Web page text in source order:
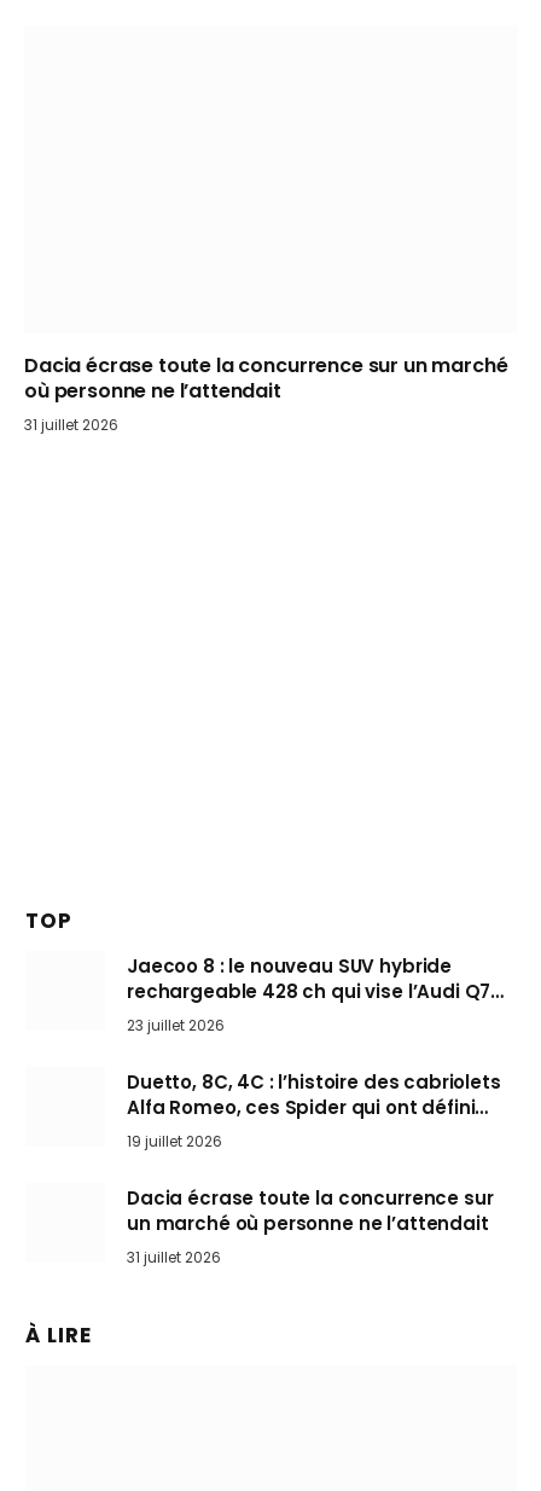
Dacia écrase toute la concurrence sur un marché
où personne ne l’attendait
31 juillet 2026
TOP
Jaecoo 8 : le nouveau SUV hybride
rechargeable 428 ch qui vise l’Audi Q7
arrive en Europe cet automne
23 juillet 2026
Duetto, 8C, 4C : l’histoire des cabriolets
Alfa Romeo, ces Spider qui ont défini
l’art de rouler cheveux au vent
19 juillet 2026
Dacia écrase toute la concurrence sur
un marché où personne ne l’attendait
31 juillet 2026
À LIRE